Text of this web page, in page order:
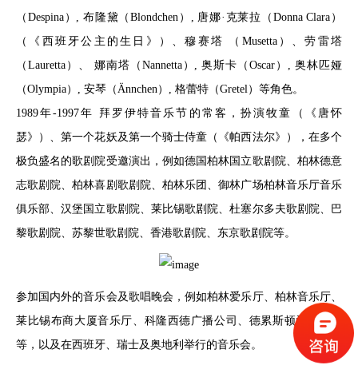
（Despina）, 布隆黛（Blondchen）, 唐娜·克莱拉（Donna Clara）
（《西班牙公主的生日》）、穆赛塔 （Musetta）、劳雷塔
（Lauretta）、 娜南塔（Nannetta）, 奥斯卡（Oscar）, 奥林匹娅
（Olympia）, 安琴（Ännchen）, 格蕾特（Gretel）等角色。
1989年-1997年 拜罗伊特音乐节的常客，扮演牧童（《唐怀
瑟》）、第一个花妖及第一个骑士侍童（《帕西法尔》），在多个
极负盛名的歌剧院受邀演出，例如德国柏林国立歌剧院、柏林德意
志歌剧院、柏林喜剧歌剧院、柏林乐团、御林广场柏林音乐厅音乐
俱乐部、汉堡国立歌剧院、莱比锡歌剧院、杜塞尔多夫歌剧院、巴
黎歌剧院、苏黎世歌剧院、香港歌剧院、东京歌剧院等。
参加国内外的音乐会及歌唱晚会，例如柏林爱乐厅、柏林音乐厅、
莱比锡布商大厦音乐厅、科隆西德广播公司、德累斯顿爱乐乐团
等，以及在西班牙、瑞士及奥地利举行的音乐会。